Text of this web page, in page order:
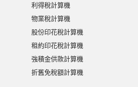
利得稅計算機
物業稅計算機
股份印花稅計算機
租約印花稅計算機
強積金供款計算機
折舊免稅額計算機